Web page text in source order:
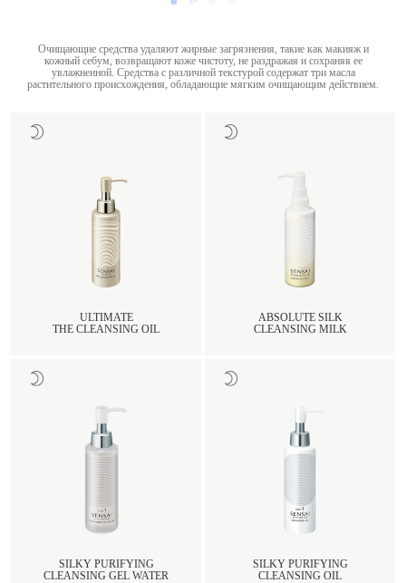
Очищающие средства удаляют жирные загрязнения, такие как макияж и
кожный себум, возвращают коже чистоту, не раздражая и сохраняя ее
увлажненной. Средства с различной текстурой содержат три масла
растительного происхождения, обладающие мягким очищающим действием.
ULTIMATE
THE CLEANSING OIL
ABSOLUTE SILK
CLEANSING MILK
SILKY PURIFYING
CLEANSING GEL WATER
SILKY PURIFYING
CLEANSING OIL